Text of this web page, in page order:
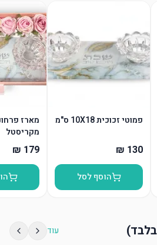
פמוטי זכוכית 10X18 ס"מ
הוסף לסל
מארז
מקריסטל
עוד